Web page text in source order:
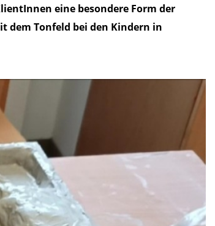
eine besondere Form der
dem Tonfeld bei den Kindern in